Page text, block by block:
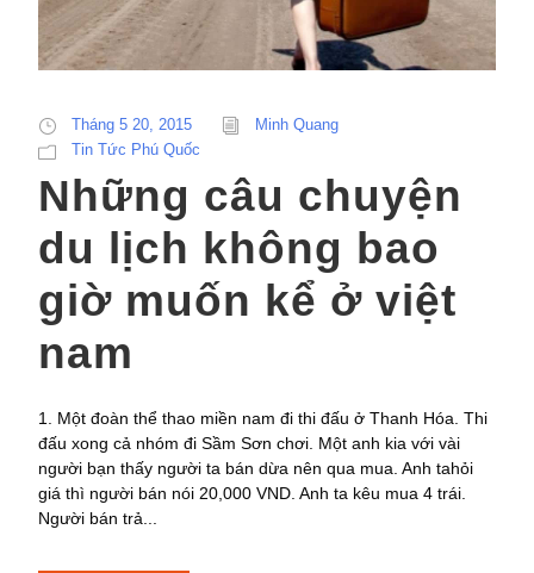
Tháng 5 20, 2015
Minh Quang
Tin Tức Phú Quốc
Những câu chuyện
du lịch không bao
giờ muốn kể ở việt
nam
1. Một đoàn thể thao miền nam đi thi đấu ở Thanh Hóa. Thi
đấu xong cả nhóm đi Sầm Sơn chơi. Một anh kia với vài
người bạn thấy người ta bán dừa nên qua mua. Anh tahỏi
giá thì người bán nói 20,000 VND. Anh ta kêu mua 4 trái.
Người bán trả...